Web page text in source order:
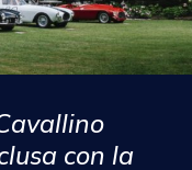
con la